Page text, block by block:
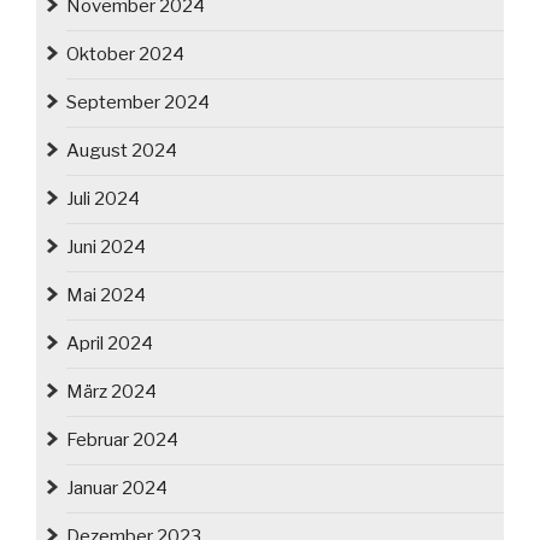
November 2024
Oktober 2024
September 2024
August 2024
Juli 2024
Juni 2024
Mai 2024
April 2024
März 2024
Februar 2024
Januar 2024